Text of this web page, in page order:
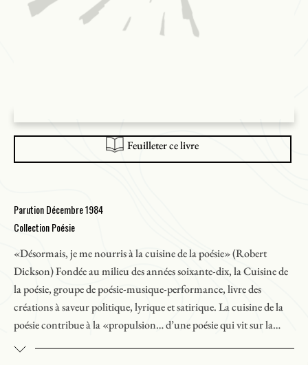
Feuilleter ce livre
Parution Décembre 1984
Collection Poésie
«Désormais, je me nourris à la cuisine de la poésie» (Robert
Dickson) Fondée au milieu des années soixante-dix, la Cuisine de
la poésie, groupe de poésie-musique-performance, livre des
créations à saveur politique, lyrique et satirique. La cuisine de la
poésie contribue à la «propulsion… d’une poésie qui vit sur la
place publique, d’une poésie qui s’inspire des gens qui l’entourent